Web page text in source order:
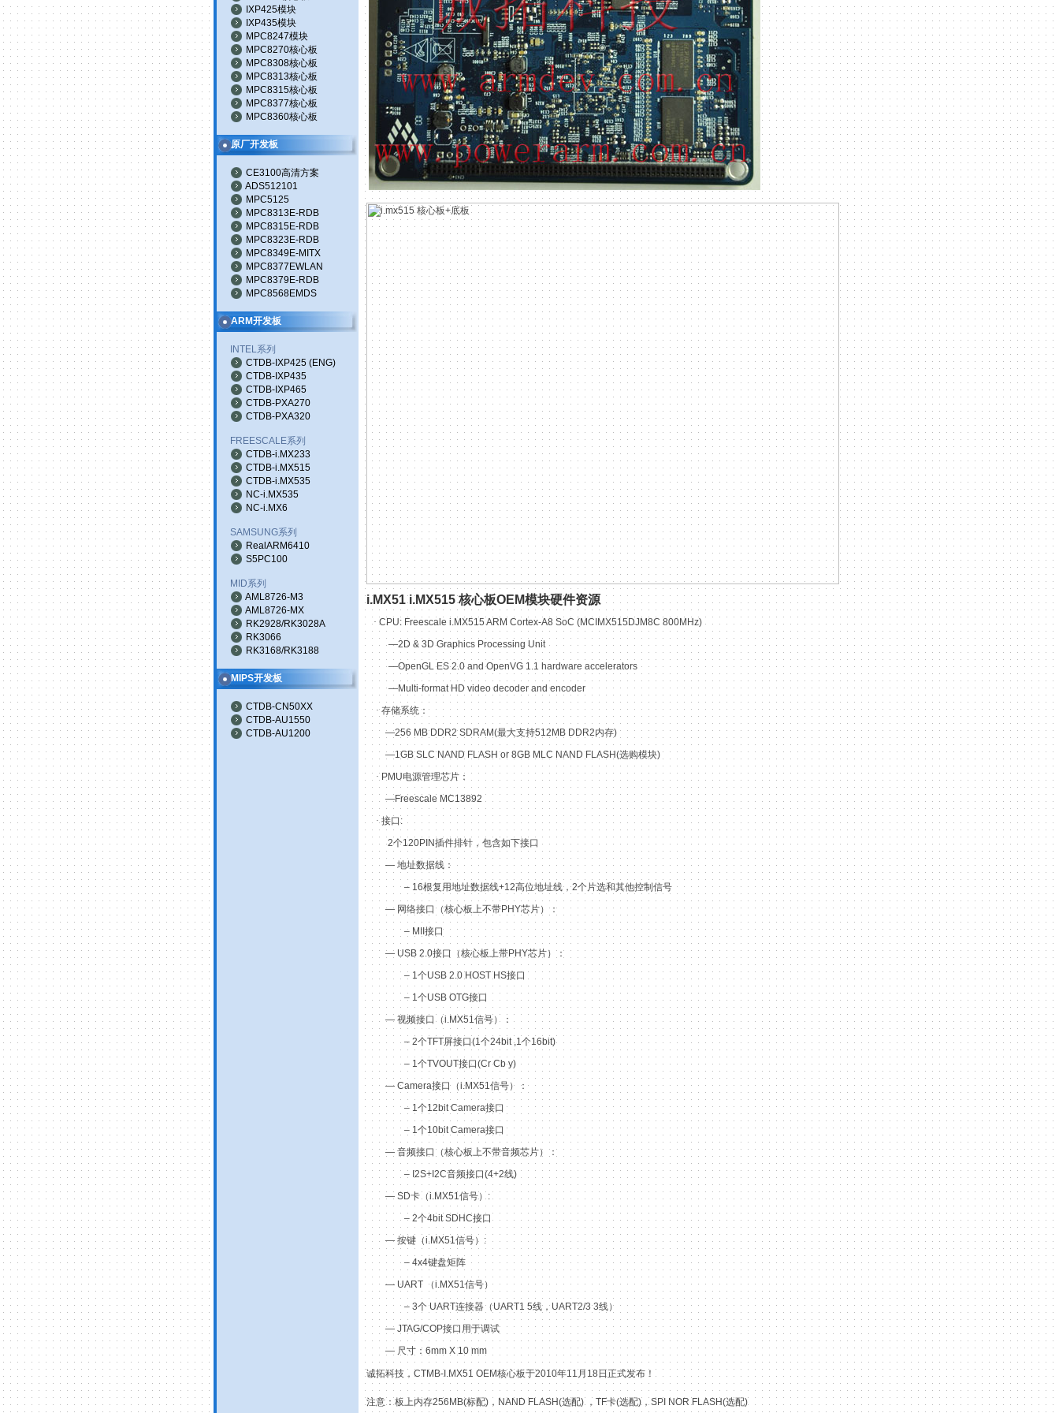
IXP425模块
IXP435模块
MPC8247模块
MPC8270核心板
MPC8308核心板
MPC8313核心板
MPC8315核心板
MPC8377核心板
MPC8360核心板
原厂开发板
CE3100高清方案
ADS512101
MPC5125
MPC8313E-RDB
MPC8315E-RDB
MPC8323E-RDB
MPC8349E-MITX
MPC8377EWLAN
MPC8379E-RDB
MPC8568EMDS
ARM开发板
INTEL系列
CTDB-IXP425(ENG)
CTDB-IXP435
CTDB-IXP465
CTDB-PXA270
CTDB-PXA320
FREESCALE系列
CTDB-i.MX233
CTDB-i.MX515
CTDB-i.MX535
NC-i.MX535
NC-i.MX6
SAMSUNG系列
RealARM6410
S5PC100
MID系列
AML8726-M3
AML8726-MX
RK2928/RK3028A
RK3066
RK3168/RK3188
MIPS开发板
CTDB-CN50XX
CTDB-AU1550
CTDB-AU1200
i.MX51 i.MX515核心板OEM模块硬件资源
· CPU: Freescale i.MX515 ARM Cortex-A8 SoC (MCIMX515DJM8C 800MHz)
—2D & 3D Graphics Processing Unit
—OpenGL ES 2.0 and OpenVG 1.1 hardware accelerators
—Multi-format HD video decoder and encoder
· 存储系统：
—256 MB DDR2 SDRAM(最大支持512MB DDR2内存)
—1GB SLC NAND FLASH or 8GB MLC NAND FLASH(选购模块)
·PMU电源管理芯片：
—Freescale MC13892
· 接口:
2个120PIN插件排针，包含如下接口
— 地址数据线：
– 16根复用地址数据线+12高位地址线，2个片选和其他控制信号
— 网络接口（核心板上不带PHY芯片）：
– MII 接口
— USB 2.0接口（核心板上带PHY芯片）：
– 1个USB 2.0 HOST HS接口
– 1个USB OTG接口
— 视频接口（i.MX51信号）：
– 2个TFT屏接口(1个24bit ,1个16bit)
– 1个TVOUT接口(Cr Cb y)
— Camera接口（i.MX51信号）：
– 1个12bit Camera接口
– 1个10bit Camera接口
— 音频接口（核心板上不带音频芯片）：
– I2S+I2C音频接口(4+2线)
— SD卡（i.MX51信号） :
– 2个4bit SDHC接口
— 按键（i.MX51信号） :
– 4x4键盘矩阵
— UART （i.MX51信号）
– 3个 UART连接器（UART1 5线， UART2/3 3线）
— JTAG/COP接口用于调试
— 尺寸： 6mm X 10 mm
诚拓科技，CTMB-I.MX51 OEM核心板于2010年11月18日正式发布！
注意：板上内存256MB(标配)，NAND FLASH(选配) ，TF卡(选配)，SPI NOR FLASH(选配)